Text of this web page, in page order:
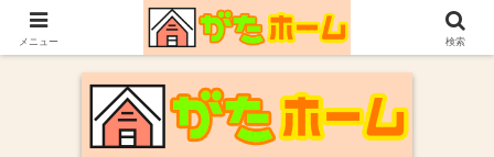
30代施主が自身の新潟での家づくり体験や参考にした情報についてまとめてい
ます。
メニュー 検索